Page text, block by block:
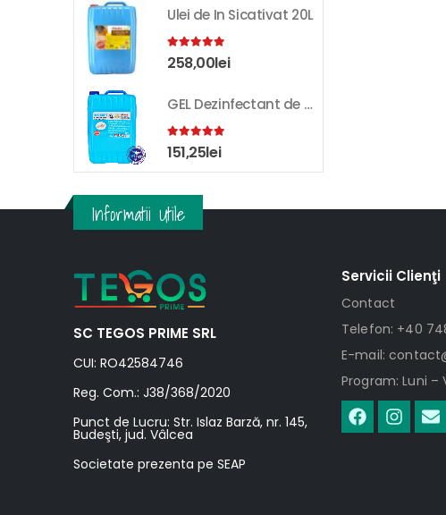
Ulei de In Sicativat 20L
5.00out of 5
258,00lei
GEL Dezinfectant de Maini K-SEPT 10L
5.00out of 5
151,25lei
Informatii Utile
SC TEGOS PRIME SRL
CUI: RO42584746
Reg. Com.: J38/368/2020
Punct de Lucru: Str. Islaz Barză, nr. 145,
Budeşti, jud. Vâlcea
Societate prezenta pe SEAP
Servicii Clienţi
Contact
Telefon: +40
E-mail:
Program: Luni –